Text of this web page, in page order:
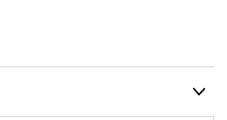
vil påvirke vekten.